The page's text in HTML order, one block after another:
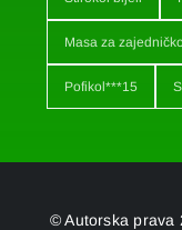
Masa za
Pofikol***15
© Autorska prava